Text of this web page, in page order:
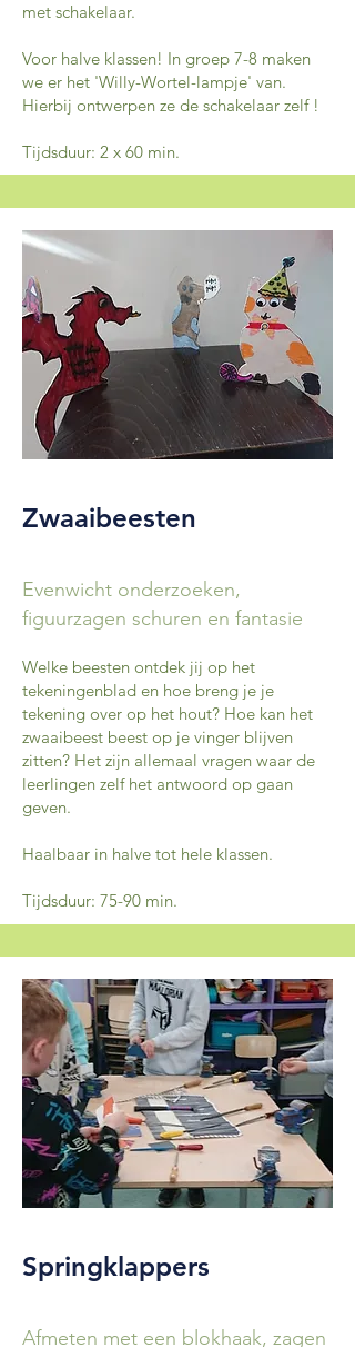
met schakelaar.
Voor halve klassen! In groep 7-8 maken
we er het 'Willy-Wortel-lampje' van.
Hierbij ontwerpen ze de schakelaar zelf !
Tijdsduur: 2 x 60 min.
Zwaaibeesten
Evenwicht onderzoeken,
figuurzagen schuren en fantasie
Welke beesten ontdek jij op het
tekeningenblad en hoe breng je je
tekening over op het hout? Hoe kan het
zwaaibeest beest op je vinger blijven
zitten? Het zijn allemaal vragen waar de
leerlingen zelf het antwoord op gaan
geven.
Haalbaar in halve tot hele klassen.
Tijdsduur: 75-90 min.
Springklappers
Afmeten met een blokhaak, zagen